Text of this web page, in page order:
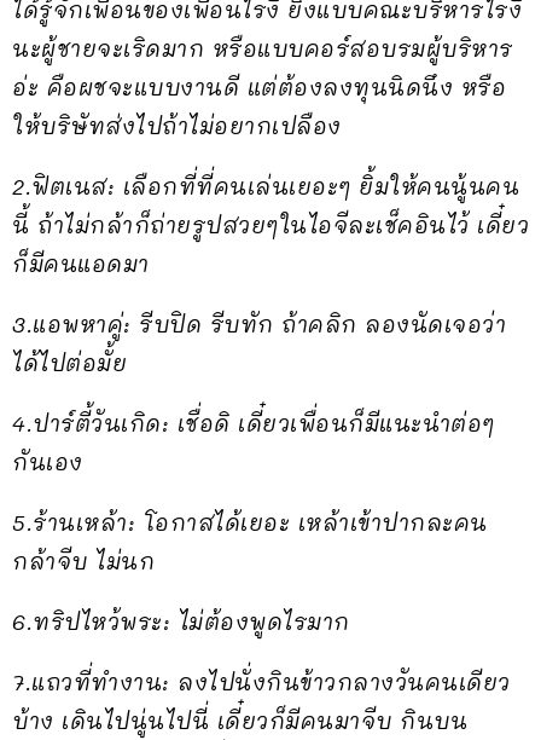
ได้รู้จักเพื่อนของเพื่อนไรงี้ ยิ่งแบบคณะบริหารไรงี้
นะผู้ชายจะเริดมาก หรือแบบคอร์สอบรมผู้บริหาร
อ่ะ คือผชจะแบบงานดี แต่ต้องลงทุนนิดนึง หรือ
ให้บริษัทส่งไปถ้าไม่อยากเปลือง
2.ฟิตเนส: เลือกที่ที่คนเล่นเยอะๆ ยิ้มให้คนนู้นคน
นี้ ถ้าไม่กล้าก็ถ่ายรูปสวยๆในไอจีละเช็คอินไว้ เดี๋ยว
ก็มีคนแอดมา
3.แอพหาคู่: รีบปิด รีบทัก ถ้าคลิก ลองนัดเจอว่า
ได้ไปต่อมั้ย
4.ปาร์ตี้วันเกิด: เชื่อดิ เดี๋ยวเพื่อนก็มีแนะนำต่อๆ
กันเอง
5.ร้านเหล้า: โอกาสได้เยอะ เหล้าเข้าปากละคน
กล้าจีบ ไม่นก
6.ทริปไหว้พระ: ไม่ต้องพูดไรมาก
7.แถวที่ทำงาน: ลงไปนั่งกินข้าวกลางวันคนเดียว
บ้าง เดินไปนู่นไปนี่ เดี๋ยวก็มีคนมาจีบ กินบน